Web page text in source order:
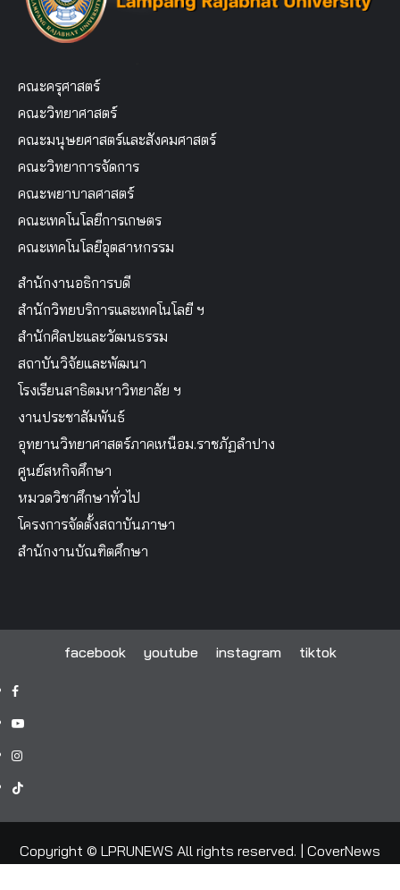
คณะครุศาสตร์
คณะวิทยาศาสตร์
คณะมนุษยศาสตร์และสังคมศาสตร์
คณะวิทยาการจัดการ
คณะพยาบาลศาสตร์
คณะเทคโนโลยีการเกษตร
คณะเทคโนโลยีอุตสาหกรรม
สำนักงานอธิการบดี
สำนักวิทยบริการและเทคโนโลยี ฯ
สำนักศิลปะและวัฒนธรรม
สถาบันวิจัยและพัฒนา
โรงเรียนสาธิตมหาวิทยาลัย ฯ
งานประชาสัมพันธ์
อุทยานวิทยาศาสตร์ภาคเหนือม.ราชภัฏลำปาง
ศูนย์สหกิจศึกษา
หมวดวิชาศึกษาทั่วไป
โครงการจัดตั้งสถาบันภาษา
สำนักงานบัณฑิตศึกษา
facebook youtube instagram tiktok
facebook
youtube
instagram
tiktok
Copyright © LPRUNEWS All rights reserved.
CoverNews